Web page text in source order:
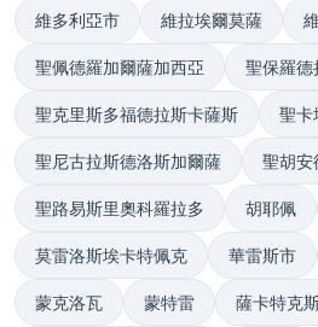
維多利亞市 維拉埃爾莫薩
聖佩德羅加爾薩加西亞 聖保羅
聖克里斯多福德拉斯卡薩斯 聖卡
聖尼古拉斯德洛斯加爾薩 聖胡安
聖路易斯里奧科羅拉多 胡耶佩
莫雷洛斯埃卡特佩克 華雷斯市
蒙克洛瓦 蒙特雷 薩卡特克